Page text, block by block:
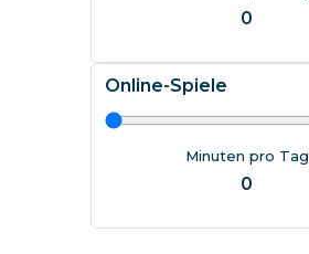
0
Online-Spiele
Minuten pro Tag
0